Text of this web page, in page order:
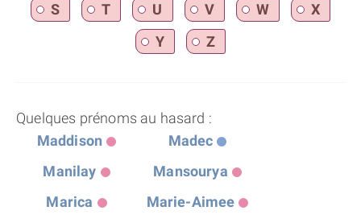
S
T U V W
X
Y
Z
Quelques prénoms au hasard :
Maddison
Madec
Manilay
Mansourya
Marica
Marie-Aimee